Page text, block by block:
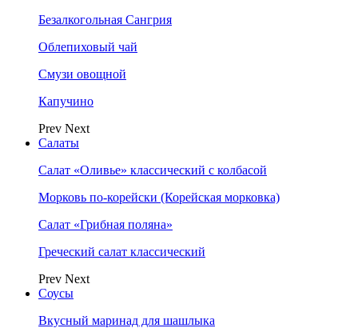
Безалкогольная Сангрия
Облепиховый чай
Смузи овощной
Капучино
Prev Next
Салаты
Салат «Оливье» классический с колбасой
Морковь по-корейски (Корейская морковка)
Салат «Грибная поляна»
Греческий салат классический
Prev Next
Соусы
Вкусный маринад для шашлыка